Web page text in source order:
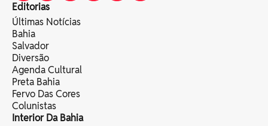
Editorias
Últimas Notícias
Bahia
Salvador
Diversão
Agenda Cultural
Preta Bahia
Fervo Das Cores
Colunistas
Interior Da Bahia